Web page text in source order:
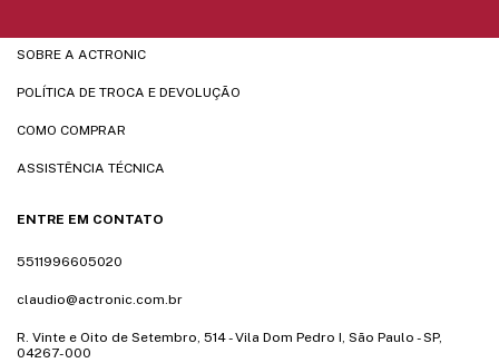
SOBRE A ACTRONIC
POLÍTICA DE TROCA E DEVOLUÇÃO
COMO COMPRAR
ASSISTÊNCIA TÉCNICA
ENTRE EM CONTATO
5511996605020
claudio@actronic.com.br
R. Vinte e Oito de Setembro, 514 - Vila Dom Pedro I, São Paulo - SP,
04267-000